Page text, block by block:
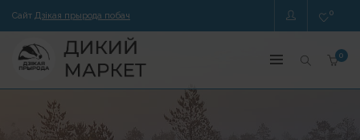
Сайт Дзікая прырода побач 0
0